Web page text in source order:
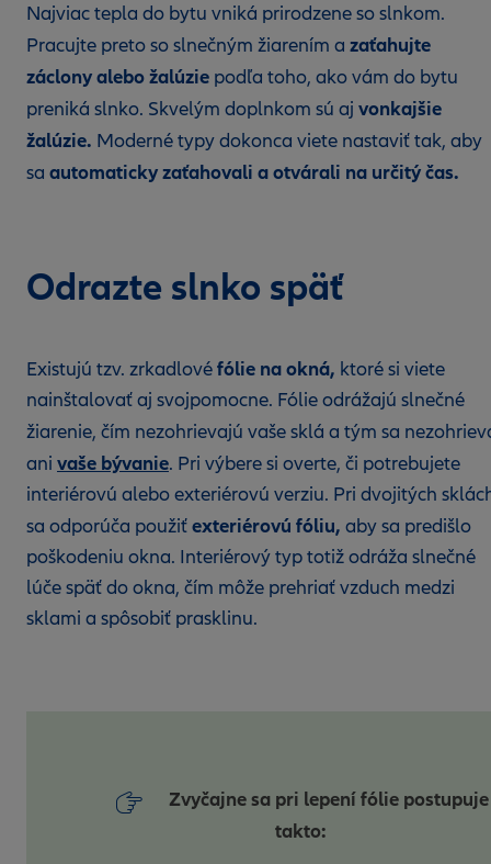
Najviac tepla do bytu vniká prirodzene so slnkom.
Pracujte preto so slnečným žiarením a zaťahujte
záclony alebo žalúzie podľa toho, ako vám do bytu
preniká slnko. Skvelým doplnkom sú aj vonkajšie
žalúzie. Moderné typy dokonca viete nastaviť tak, aby
sa automaticky zaťahovali a otvárali na určitý čas.
Odrazte slnko späť
Existujú tzv. zrkadlovéfólie na okná, ktoré si viete
nainštalovať aj svojpomocne. Fólie odrážajú slnečné
žiarenie, čím nezohrievajú vaše sklá a tým sa
ani vaše bývanie. Pri výbere si overte, či potrebujete
interiérovú alebo exteriérovú verziu. Pri dvojitých
sa odporúča použiťexteriérovú fóliu, aby sa predišlo
poškodeniu okna. Interiérový typ totiž odráža slnečné
lúče späť do okna, čím môže prehriať vzduch medzi
sklami a spôsobiť prasklinu.
Zvyčajne sa pri lepení fólie postupuje
takto: